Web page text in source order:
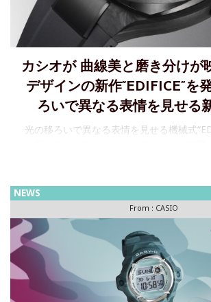
カシオが 曲線美と磨き分けが
デザインの新作“EDIFICE”を
ろいで異なる表情を見せる
光の移ろいで異なる表情を見せる機械式
「Speed and Intelligence」をコンセプト
NEWS
From : CASIO